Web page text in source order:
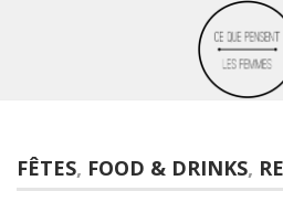
FÊTES, FOOD & DRINKS,